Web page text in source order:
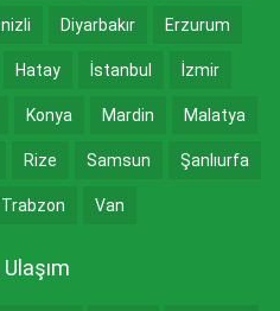
Diyarbakır Erzurum
Hatay İstanbul İzmir
Konya Mardin Malatya
Rize Samsun Şanlıurfa
Trabzon Van
Ulaşım